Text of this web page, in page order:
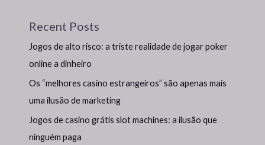
Recent Posts
Jogos de alto risco: a triste realidade de jogar poker
online a dinheiro
Os “melhores casino estrangeiros” são apenas mais
uma ilusão de marketing
Jogos de casino grátis slot machines: a ilusão que
ninguém paga